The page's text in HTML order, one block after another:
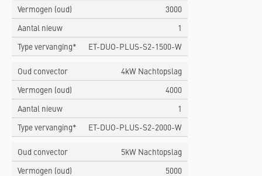
Vermogen (oud) 3000
Aantal nieuw 1
Type vervanging* ET-DUO-PLUS-S2-1500-W
Oud convector 4kW Nachtopslag
Vermogen (oud) 4000
Aantal nieuw 1
Type vervanging* ET-DUO-PLUS-S2-2000-W
Oud convector 5kW Nachtopslag
Vermogen (oud) 5000